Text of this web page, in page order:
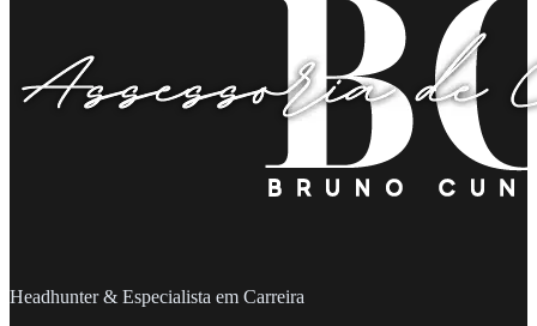
Headhunter & Especialista em Carreira